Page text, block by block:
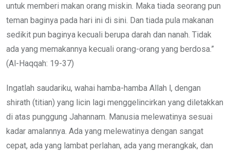
untuk memberi makan orang miskin. Maka tiada seorang pun
teman baginya pada hari ini di sini. Dan tiada pula makanan
sedikit pun baginya kecuali berupa darah dan nanah. Tidak
ada yang memakannya kecuali orang-orang yang berdosa.”
(Al-Haqqah: 19-37)
Ingatlah saudariku, wahai hamba-hamba Allah l, dengan
shirath (titian) yang licin lagi menggelincirkan yang diletakkan
di atas punggung Jahannam. Manusia melewatinya sesuai
kadar amalannya. Ada yang melewatinya dengan sangat
cepat, ada yang lambat perlahan, ada yang merangkak, dan